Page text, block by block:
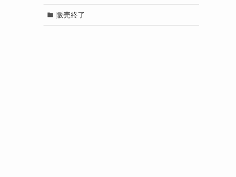
販売終了